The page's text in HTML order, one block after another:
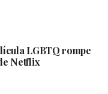
LGBTQ rompe
Netflix